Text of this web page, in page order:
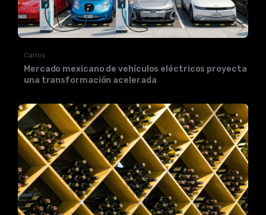
Carlos
Mercado mexicano de vehículos eléctricos proyecta
una transformación acelerada